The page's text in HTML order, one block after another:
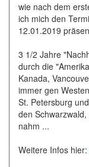
wie nach dem
ich mich den
12.01.2019
3 1/2 Jahre
durch die
Kanada,
immer gen
St. Petersburg
den
nahm ...
Weitere Infos hier: